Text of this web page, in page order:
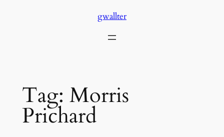
gwallter
Tag: Morris
Prichard